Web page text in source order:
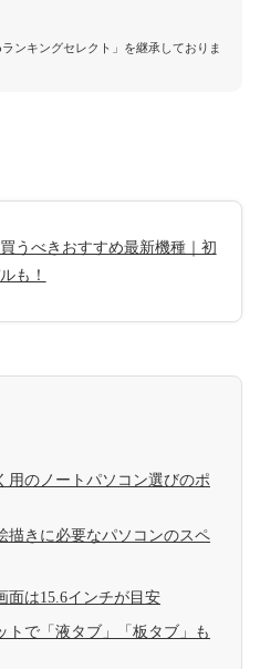
ンキングセレクト」を継承しておりま
うべきおすすめ最新機種｜初
も！
用のノートパソコン選びのポ
描きに必要なパソコンのスペ
面は15.6インチが目安
トで「液タブ」「板タブ」も